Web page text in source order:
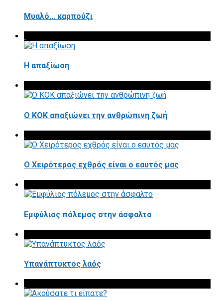
Μυαλό... καρπούζι
Η απαξίωση
Ο ΚΟΚ απαξιώνει την ανθρώπινη ζωή
Ο Χειρότερος εχθρός είναι ο εαυτός μας
Εμφύλιος πόλεμος στην άσφαλτο
Υπανάπτυκτος λαός